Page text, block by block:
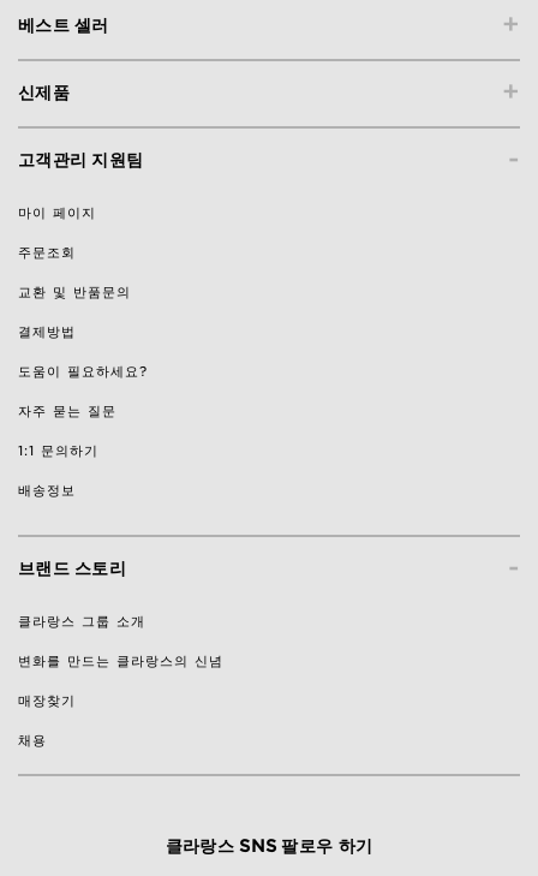
+
베스트 셀러
+
신제품
-
고객관리 지원팀
마이 페이지
주문조회
교환 및 반품문의
결제방법
도움이 필요하세요?
자주 묻는 질문
1:1 문의하기
배송정보
-
브랜드 스토리
클라랑스 그룹 소개
변화를 만드는 클라랑스의 신념
매장찾기
채용
클라랑스 SNS 팔로우 하기